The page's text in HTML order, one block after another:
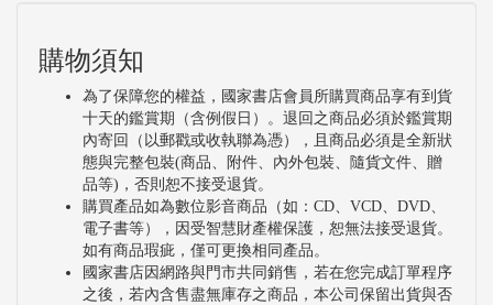
購物須知
為了保障您的權益，國家書店會員所購買商品享有到貨
十天的鑑賞期（含例假日）。退回之商品必須於鑑賞期
內寄回（以郵戳或收執聯為憑），且商品必須是全新狀
態與完整包裝(商品、附件、內外包裝、隨貨文件、贈
品等)，否則恕不接受退貨。
購買產品如為數位影音商品（如：CD、VCD、DVD、
電子書等），因受智慧財產權保護，恕無法接受退貨。
如有商品瑕疵，僅可更換相同產品。
國家書店因網路與門市共同銷售，若在您完成訂單程序
之後，若內含售盡無庫存之商品，本公司保留出貨與否